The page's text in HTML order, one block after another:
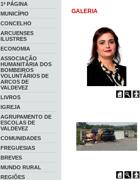
1ª PÁGINA
MUNICÍPIO
CONCELHO
ARCUENSES
ILUSTRES
ECONOMIA
ASSOCIAÇÃO
HUMANITÁRIA DOS
BOMBEIROS
VOLUNTÁRIOS DE
ARCOS DE
VALDEVEZ
LIVROS
IGREJA
AGRUPAMENTO DE
ESCOLAS DE
VALDEVEZ
COMUNIDADES
FREGUESIAS
BREVES
MUNDO RURAL
REGIÕES
GALERIA